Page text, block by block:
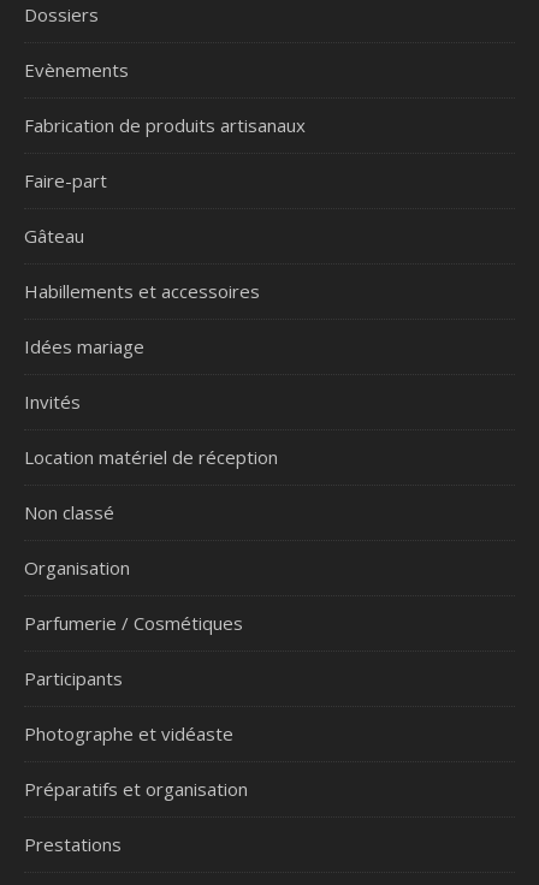
Dossiers
Evènements
Fabrication de produits artisanaux
Faire-part
Gâteau
Habillements et accessoires
Idées mariage
Invités
Location matériel de réception
Non classé
Organisation
Parfumerie / Cosmétiques
Participants
Photographe et vidéaste
Préparatifs et organisation
Prestations